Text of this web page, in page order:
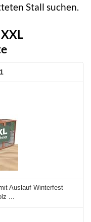
Stall suchen.
1
Auslauf Winterfest
...